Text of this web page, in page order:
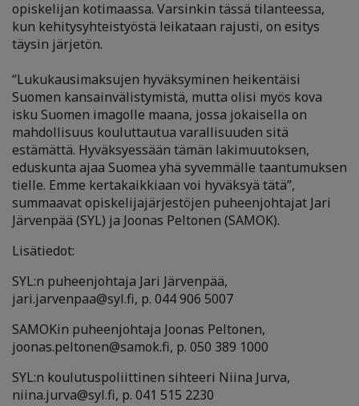
opiskelijan kotimaassa. Varsinkin tässä tilanteessa,
kun kehitysyhteistyöstä leikataan rajusti, on esitys
täysin järjetön.
“Lukukausimaksujen hyväksyminen heikentäisi
Suomen kansainvälistymistä, mutta olisi myös kova
isku Suomen imagolle maana, jossa jokaisella on
mahdollisuus kouluttautua varallisuuden sitä
estämättä. Hyväksyessään tämän lakimuutoksen,
eduskunta ajaa Suomea yhä syvemmälle taantumuksen
tielle. Emme kertakaikkiaan voi hyväksyä tätä”,
summaavat opiskelijajärjestöjen puheenjohtajat Jari
Järvenpää (SYL) ja Joonas Peltonen (SAMOK).
Lisätiedot:
SYL:n puheenjohtaja Jari Järvenpää,
jari.jarvenpaa@syl.fi, p. 044 906 5007
SAMOKin puheenjohtaja Joonas Peltonen,
joonas.peltonen@samok.fi, p. 050 389 1000
SYL:n koulutuspoliittinen sihteeri Niina Jurva,
niina.jurva@syl.fi, p. 041 515 2230